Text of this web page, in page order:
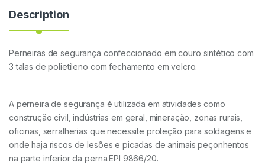
Description
Perneiras de segurança confeccionado em couro sintético com
3 talas de polietileno com fechamento em velcro.
A perneira de segurança é utilizada em atividades como
construção civil, indústrias em geral, mineração, zonas rurais,
oficinas, serralherias que necessite proteção para soldagens e
onde haja riscos de lesões e picadas de animais peçonhentos
na parte inferior da perna.EPI 9866/20.